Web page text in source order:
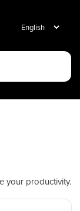
your productivity.